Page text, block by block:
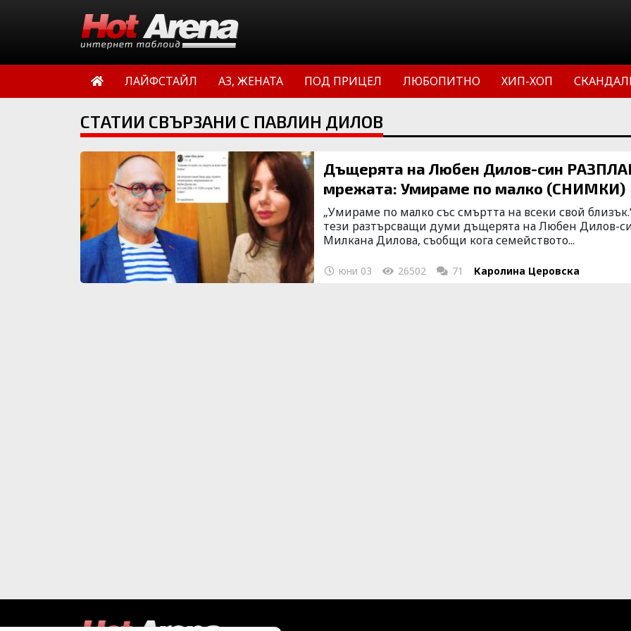
ЛАЙФСТАЙЛ АЗ, ЖЕНАТА ПОД ПРИЦЕЛ ЛЮБОПИТНО ХИП-ХОП
СТАТИИ СВЪРЗАНИ С ПАВЛИН ДИЛОВ
Дъщерята на Любен Дилов-син
мрежата: Умираме по малко (СНИМКИ)
„Умираме по малко със смъртта на всеки свой
тези разтърсващи думи дъщерята на Любен Дилов-
Милкана Дилова, съобщи кога семейството...
юни 03 26502 71 Каролина Церовска